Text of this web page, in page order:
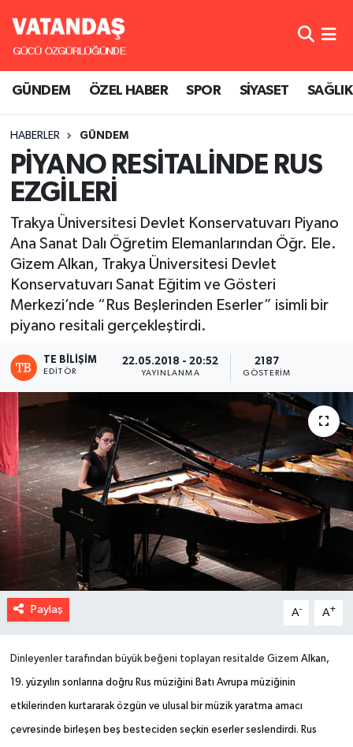
GÜNDEM ÖZEL HABER SPOR SİYASET SAĞLIK
HABERLER GÜNDEM
PİYANO RESİTALİNDE RUS
EZGİLERİ
Trakya Üniversitesi Devlet Konservatuvarı Piyano
Ana Sanat Dalı Öğretim Elemanlarından Öğr. Ele.
Gizem Alkan, Trakya Üniversitesi Devlet
Konservatuvarı Sanat Eğitim ve Gösteri
Merkezi’nde “Rus Beşlerinden Eserler” isimli bir
piyano resitali gerçekleştirdi.
TE BILIŞIM
EDITÖR
22.05.2018 - 20:52
YAYINLANMA
2187
GÖSTERIM
Paylaş A- A+
Dinleyenler tarafından büyük beğeni toplayan resitalde Gizem Alkan,
19. yüzyılın sonlarına doğru Rus müziğini Batı Avrupa müziğinin
etkilerinden kurtararak özgün ve ulusal bir müzik yaratma amacı
çevresinde birleşen beş besteciden seçkin eserler seslendirdi. Rus
GÜNDEM
SPOR
SİYASET
SAĞLIK
Hava Durumu
Süper Lig Puan Durumu ve Fikstür
Tüm Manşetler
Son Dakika Haberleri
Haber Arşivi